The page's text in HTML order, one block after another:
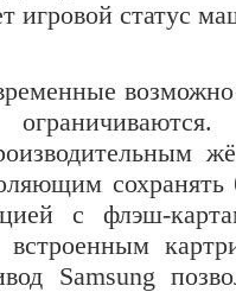
игровой статус
с флэш-
встроенным
Samsung